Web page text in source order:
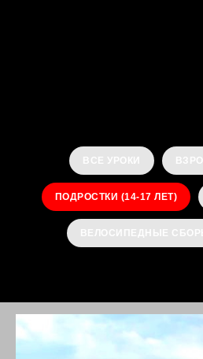
ВСЕ УРОКИ
ПОДРОСТКИ (14-17 ЛЕТ)
ВЕЛОСИПЕДНЫЕ